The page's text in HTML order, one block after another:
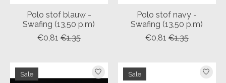
Polo stof blauw -
Swafing (13,50 p.m)
€0,81 €1,35
Polo stof navy -
Swafing (13,50 p.m)
€0,81 €1,35
Sale Sale